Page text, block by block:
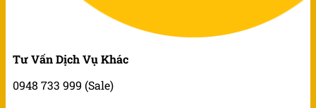
Tư Vấn Dịch Vụ Khác
0948 733 999 (Sale)